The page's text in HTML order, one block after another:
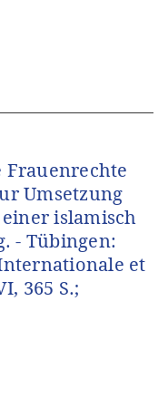
Frauenrechte
Umsetzung
islamisch
- Tübingen:
et
365 S.;